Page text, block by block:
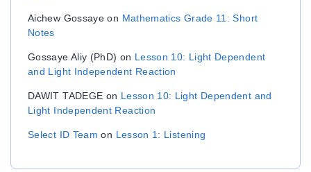
Aichew Gossaye on Mathematics Grade 11: Short
Notes
Gossaye Aliy (PhD) on Lesson 10: Light Dependent
and Light Independent Reaction
DAWIT TADEGE on Lesson 10: Light Dependent and
Light Independent Reaction
Select ID Team on Lesson 1: Listening